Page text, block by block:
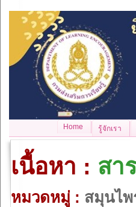
Home รู้จักเรา
เนื้อหา : สา
หมวดหมู่ : สมุนไพ